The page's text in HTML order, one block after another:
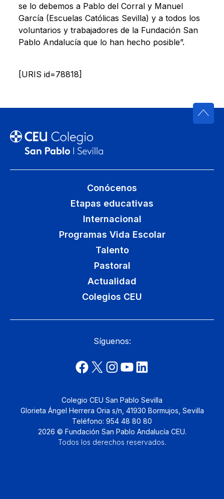
se lo debemos a Pablo del Corral y Manuel
García (Escuelas Católicas Sevilla) y a todos los
voluntarios y trabajadores de la Fundación San
Pablo Andalucía que lo han hecho posible”.
[URIS id=78818]
Conócenos
Etapas educativas
Internacional
Programas Vida Escolar
Talento
Pastoral
Actualidad
Colegios CEU
Síguenos:
Colegio CEU San Pablo Sevilla
Glorieta Ángel Herrera Oria s/n, 41930 Bormujos, Sevilla
Teléfono: 954 48 80 80
2026 © Fundación San Pablo Andalucía CEU.
Todos los derechos reservados.